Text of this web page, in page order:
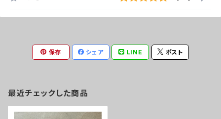
保存 シェア LINE ポスト
最近チェックした商品